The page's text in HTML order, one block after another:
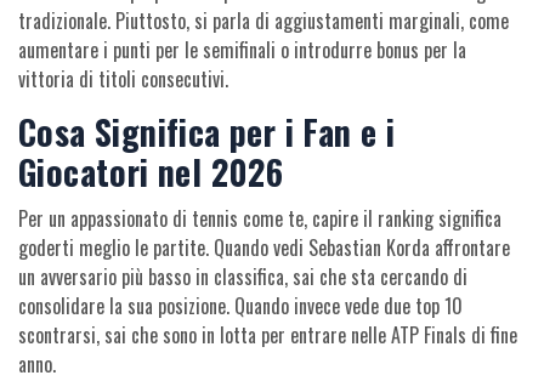
tradizionale. Piuttosto, si parla di aggiustamenti marginali, come
aumentare i punti per le semifinali o introdurre bonus per la
vittoria di titoli consecutivi.
Cosa Significa per i Fan e i
Giocatori nel 2026
Per un appassionato di tennis come te, capire il ranking significa
goderti meglio le partite. Quando vedi Sebastian Korda affrontare
un avversario più basso in classifica, sai che sta cercando di
consolidare la sua posizione. Quando invece vede due top 10
scontrarsi, sai che sono in lotta per entrare nelle ATP Finals di fine
anno.